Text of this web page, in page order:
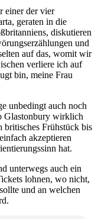
einer der vier
geraten in die
diskutieren
und
auf das, womit wir
verliere ich auf
bin, meine Frau
unbedingt auch noch
Glastonbury wirklich
britisches Frühstück bis
akzeptieren
hat.
unterwegs auch ein
lohnen, wo nicht,
und an welchen